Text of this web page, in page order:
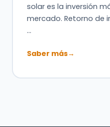
solar es la inversión
mercado. Retorno de
…
Saber más→